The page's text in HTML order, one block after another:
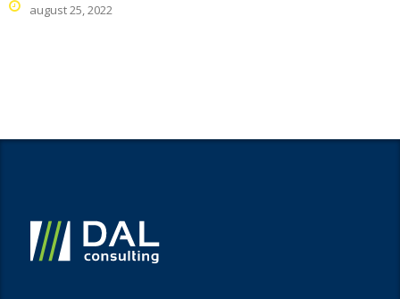
august 25, 2022